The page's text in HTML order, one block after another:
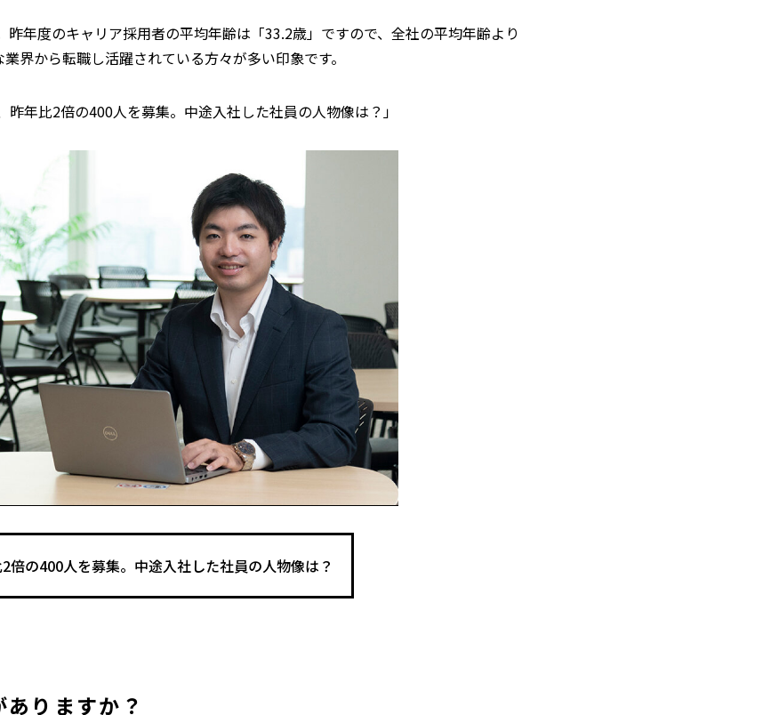
年度のキャリア採用者の平均年齢は「33.2歳」ですので、全社の平均年齢より
界から転職し活躍されている方々が多い印象です。
年比2倍の400人を募集。中途入社した社員の人物像は？」
倍の400人を募集。中途入社した社員の人物像は？
りますか？